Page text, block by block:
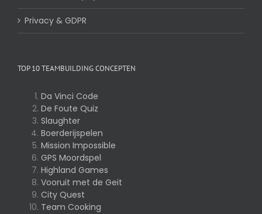
Privacy & GDPR
TOP 10 TEAMBUILDING CONCEPTEN
Da Vinci Code
De Foute Quiz
Slaughter
Boerderijspelen
Mission Impossible
GPS Moordspel
Highland Games
Vooruit met de Geit
City Quest
Team Cooking